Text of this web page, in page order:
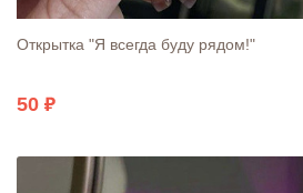
Открытка "Я всегда буду рядом!"
50